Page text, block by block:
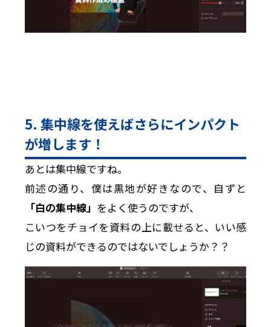
5. 集中線を使えばさらにインパクト
が増します！
あとは集中線ですね。
前述の通り、僕は黒地が好きなので、自ずと
「白の集中線」 をよく使うのですが、
こいつをチョイを資料の上に載せると、いい感
じの資料ができるのではないでしょうか？？